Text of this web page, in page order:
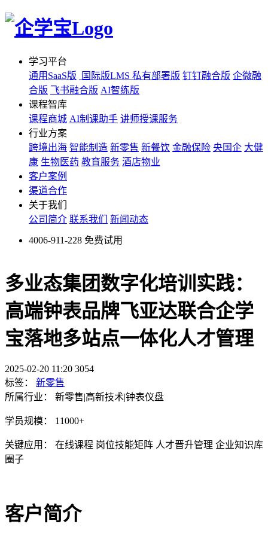
学习平台
通用SaaS版
国际版LMS 私有部署版 钉钉融合版 企微融
合版 飞书融合版 AI智练版
课程智库
课程商城 AI制课助手 讲师授课服务
行业方案
跨境出海 智能制造 新零售 新餐饮 金融保险 央国企 大健
康 生物医药 教育服务 酒店物业
客户案例
渠道合作
关于我们
公司简介 联系我们 新闻动态
4006-911-228 免费试用
多业态集团数字化培训实践：
高端钟表品牌飞亚达联合企学
宝落地多站点一体化人才管理
2025-02-20 11:20 3054
标签：
新零售
所属行业： 新零售|高新技术|钟表仪盘
学员规模： 11000+
关键应用： 在线课程 岗位技能矩阵 人才晋升管理 企业知识库
圈子
客户简介